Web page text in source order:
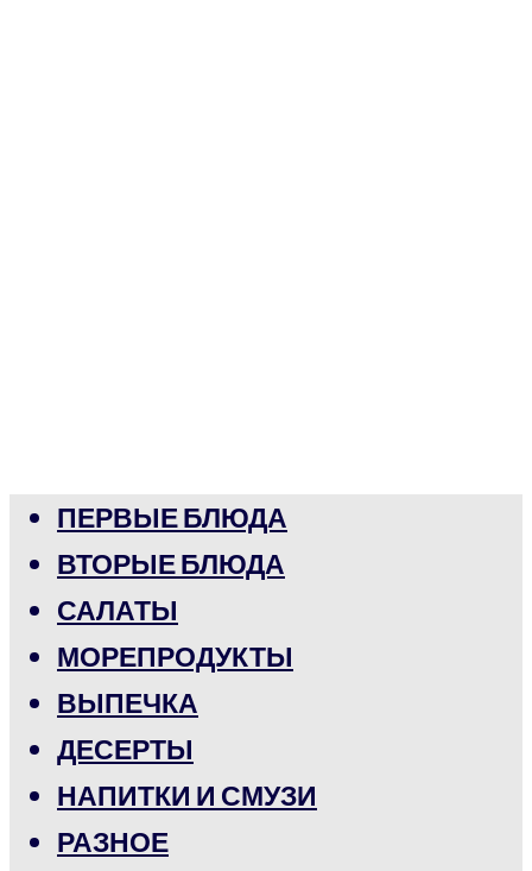
ПЕРВЫЕ БЛЮДА
ВТОРЫЕ БЛЮДА
САЛАТЫ
МОРЕПРОДУКТЫ
ВЫПЕЧКА
ДЕСЕРТЫ
НАПИТКИ И СМУЗИ
РАЗНОЕ